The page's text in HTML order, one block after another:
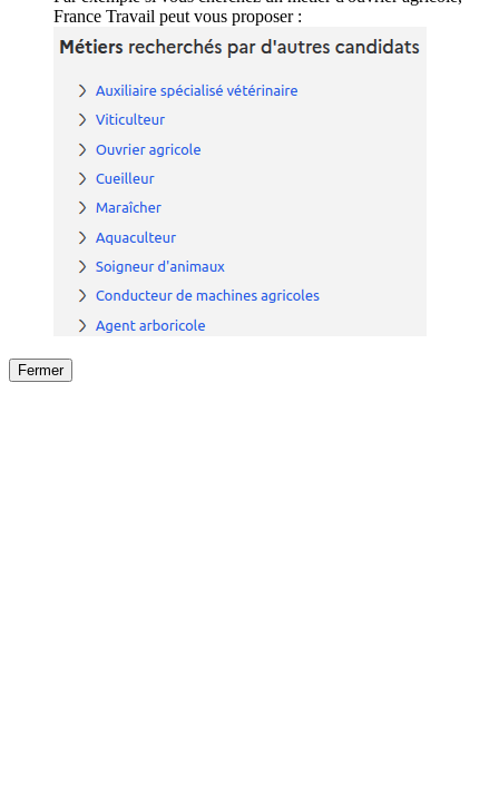
France Travail peut vous proposer :
Fermer